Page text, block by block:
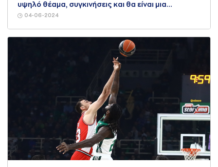
04-06-2024
υψηλό θέαμα, συγκινήσεις και θα είναι μια
αξέχαστη εμπειρία»